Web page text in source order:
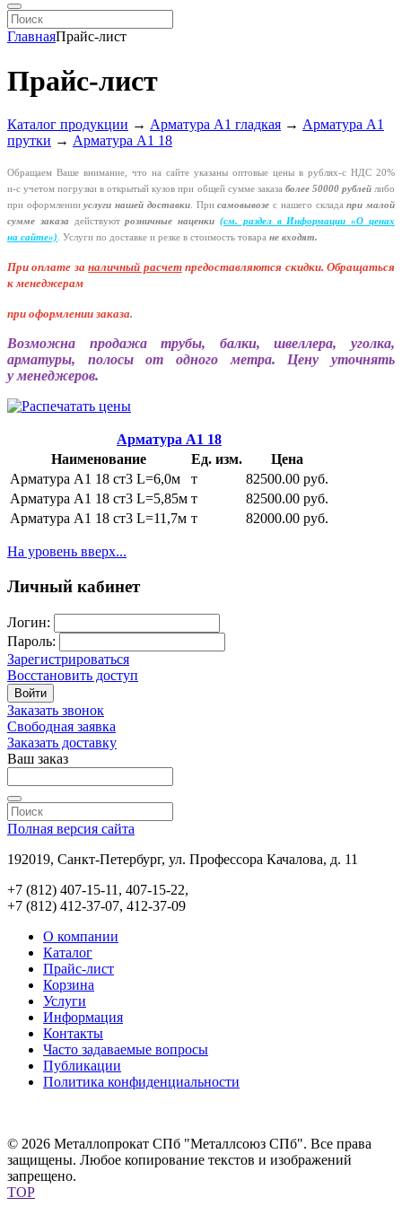
ГлавнаяПрайс-лист
Прайс-лист
Каталог продукции → Арматура А1 гладкая → Арматура А1
прутки → Арматура А1 18
Обращаем Ваше внимание, что на сайте указаны оптовые цены в рублях-с НДС 20%
и-с учетом погрузки в открытый кузов при общей сумме заказа более 50000 рублейлибо
при оформленииуслуги нашей доставки. Присамовывозе с нашего складапри малой
сумме заказа
действуютрозничные наценки (см. раздел в Информации «О ценах
на сайте»). Услуги по доставке и резке в стоимость товара не входят.
При оплате заналичный расчет предоставляются скидки. Обращаться
к менеджерам
при оформлении заказа.
Возможна продажа трубы, балки, швеллера, уголка,
арматуры, полосы от одного метра. Цену уточнять
у менеджеров.
Наименование Ед. изм. Цена
Арматура А1 18
Арматура А1 18 ст3 L=6,0м т
82500.00 руб.
Арматура А1 18 ст3 L=5,85м т
82500.00 руб.
Арматура А1 18 ст3 L=11,7м т 82000.00 руб.
На уровень вверх...
Личный кабинет
Логин:
Пароль:
Зарегистрироваться
Восстановить доступ
Войти
Заказать звонок
Свободная заявка
Заказать доставку
Ваш заказ
Полная версия сайта
192019, Санкт-Петербург, ул. Профессора Качалова, д. 11
+7 (812) 407-15-11, 407-15-22,
+7 (812) 412-37-07, 412-37-09
О компании
Каталог
Прайс-лист
Корзина
Услуги
Информация
Контакты
Часто задаваемые вопросы
Публикации
Политика конфиденциальности
© 2026 Металлопрокат СПб "Металлсоюз СПб". Все права
защищены. Любое копирование текстов и изображений
запрещено.
TOP